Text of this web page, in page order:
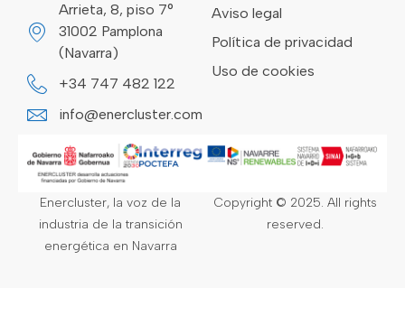
Arrieta, 8, piso 7°
31002 Pamplona
(Navarra)
+34 747 482 122
info@enercluster.com
Aviso legal
Política de privacidad
Uso de cookies
Enercluster, la voz de la
industria de la transición
energética en Navarra
Copyright © 2025. All rights
reserved.